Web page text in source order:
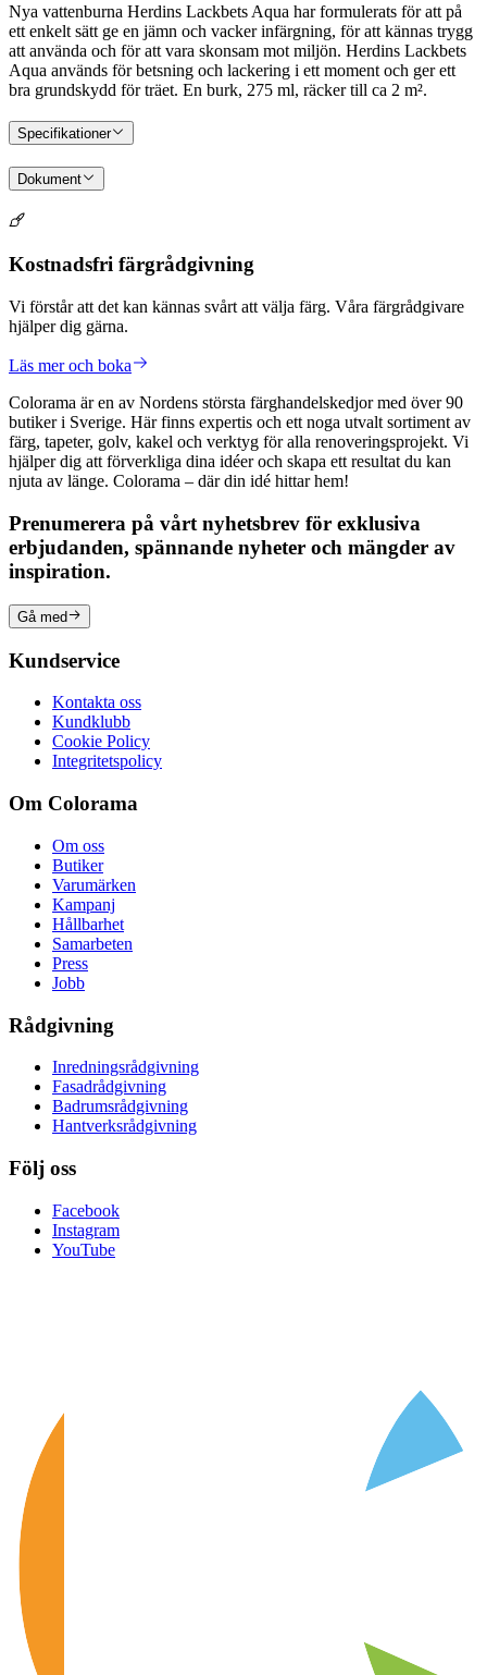
Nya vattenburna Herdins Lackbets Aqua har formulerats för att på
ett enkelt sätt ge en jämn och vacker infärgning, för att kännas trygg
att använda och för att vara skonsam mot miljön. Herdins Lackbets
Aqua används för betsning och lackering i ett moment och ger ett
bra grundskydd för träet. En burk, 275 ml, räcker till ca 2 m².
Specifikationer
Dokument
Kostnadsfri färgrådgivning
Vi förstår att det kan kännas svårt att välja färg. Våra färgrådgivare
hjälper dig gärna.
Läs mer och boka
Colorama är en av Nordens största färghandelskedjor med över 90
butiker i Sverige. Här finns expertis och ett noga utvalt sortiment av
färg, tapeter, golv, kakel och verktyg för alla renoveringsprojekt. Vi
hjälper dig att förverkliga dina idéer och skapa ett resultat du kan
njuta av länge. Colorama – där din idé hittar hem!
Prenumerera på vårt nyhetsbrev för exklusiva
erbjudanden, spännande nyheter och mängder av
inspiration.
Gå med
Kundservice
Kontakta oss
Kundklubb
Cookie Policy
Integritetspolicy
Om Colorama
Om oss
Butiker
Varumärken
Kampanj
Hållbarhet
Samarbeten
Press
Jobb
Rådgivning
Inredningsrådgivning
Fasadrådgivning
Badrumsrådgivning
Hantverksrådgivning
Följ oss
Facebook
Instagram
YouTube